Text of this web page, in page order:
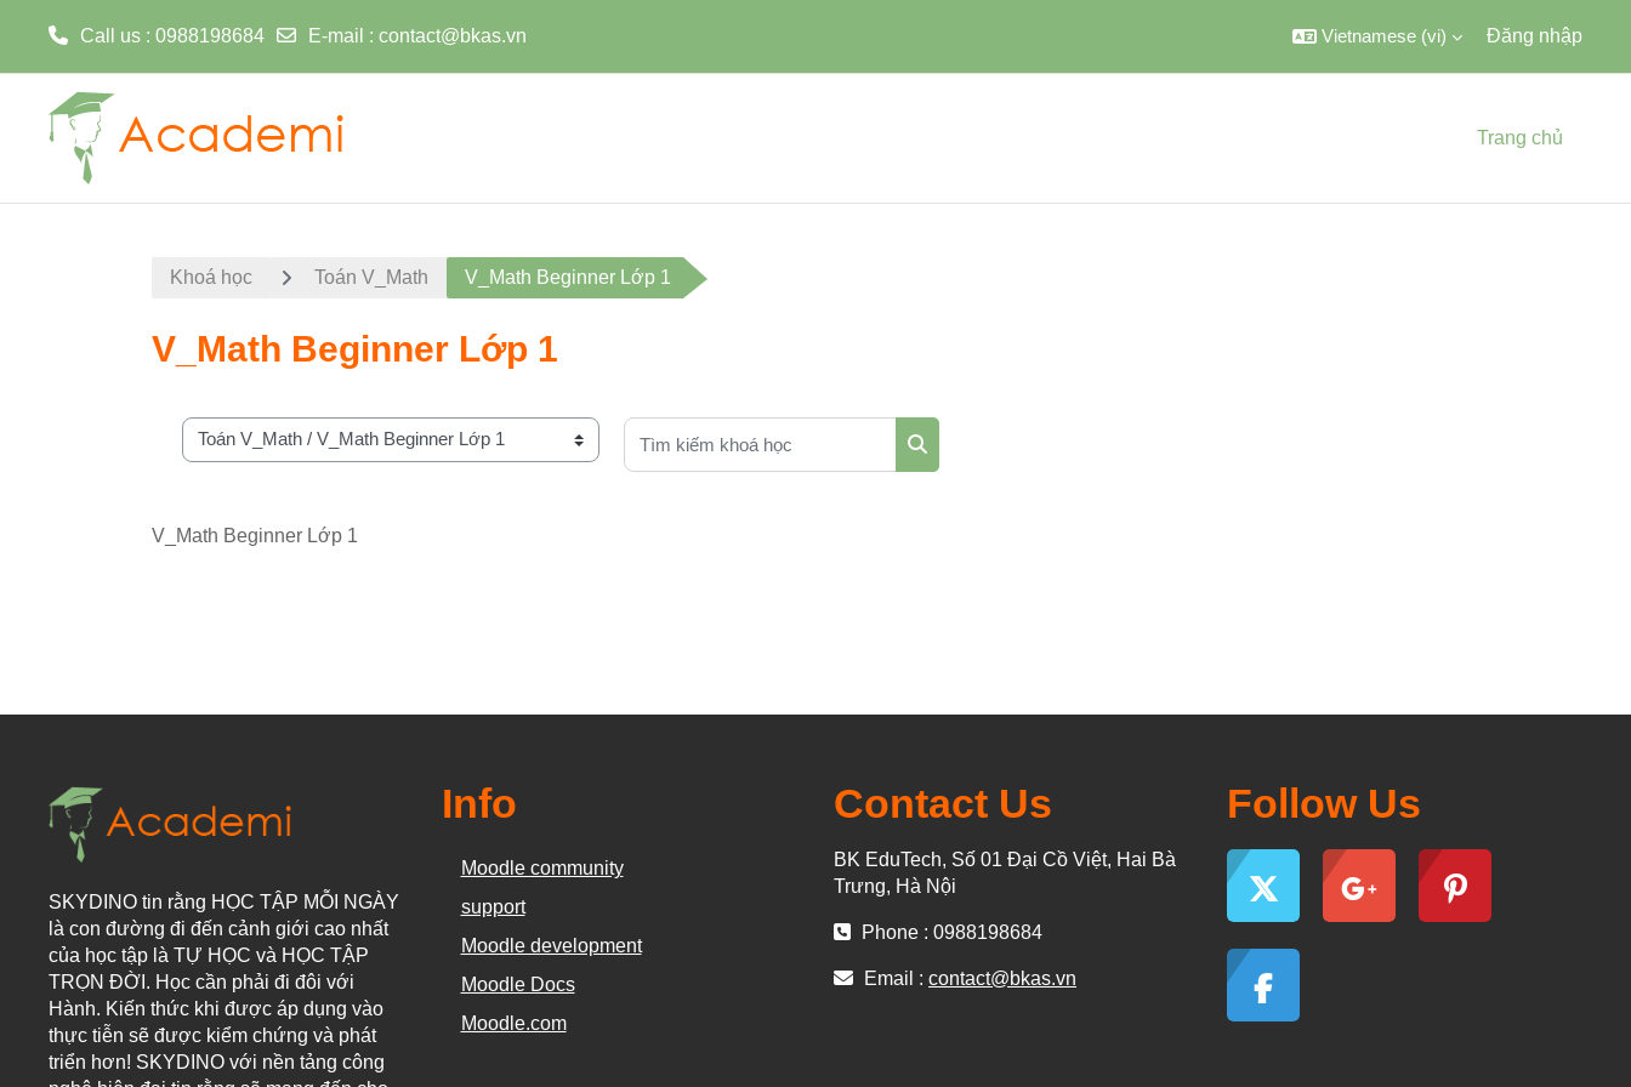
Call us : 0988198684 E-mail : contact@bkas.vn Vietnamese ‎(vi)‎ Đăng nhập
Trang chủ
Khoá học Toán V_Math V_Math Beginner Lớp 1
V_Math Beginner Lớp 1
Danh mục khoá học
Tìm kiếm khoá học
V_Math Beginner Lớp 1
SKYDINO tin rằng HỌC TẬP MỖI NGÀY
là con đường đi đến cảnh giới cao nhất
của học tập là TỰ HỌC và HỌC TẬP
TRỌN ĐỜI. Học cần phải đi đôi với
Hành. Kiến thức khi được áp dụng vào
thực tiễn sẽ được kiểm chứng và phát
triển hơn! SKYDINO với nền tảng công
Info
Moodle community
support
Moodle development
Moodle Docs
Moodle.com
Contact Us
BK EduTech, Số 01 Đại Cồ Việt, Hai Bà
Trưng, Hà Nội
Phone : 0988198684
Email : contact@bkas.vn
Follow Us